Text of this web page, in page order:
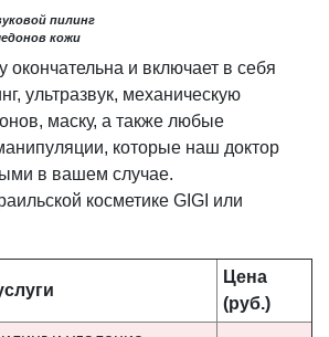
пилинг
кожи
окончательна и включает в себя
ультразвук, механическую
маску, а также любые
которые наш доктор
в вашем случае.
косметике GIGI или
Цена
(руб.)